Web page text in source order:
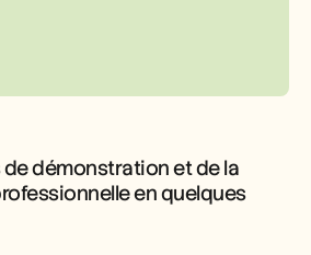
démonstration et de la
en quelques